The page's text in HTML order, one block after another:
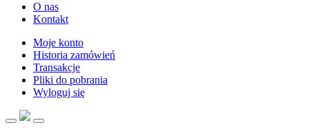
O nas
Kontakt
Moje konto
Historia zamówień
Transakcje
Pliki do pobrania
Wyloguj się